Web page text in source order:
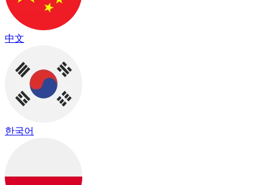
中文
한국어